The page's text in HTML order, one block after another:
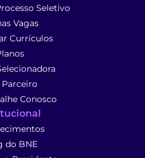
Seletivo
Vagas
Currículos
Parceiro
Conosco
do BNE